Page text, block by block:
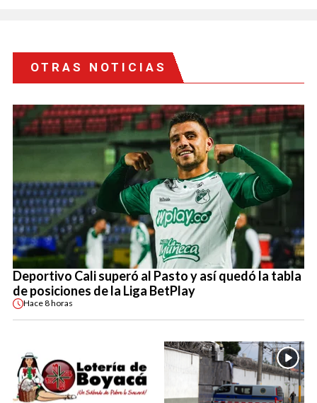
OTRAS NOTICIAS
Deportivo Cali superó al Pasto y así quedó la tabla
de posiciones de la Liga BetPlay
Hace8 horas